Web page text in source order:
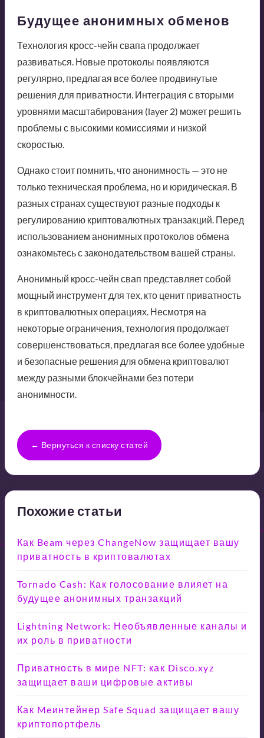
Будущее анонимных обменов
Технология кросс-чейн свапа продолжает
развиваться. Новые протоколы появляются
регулярно, предлагая все более продвинутые
решения для приватности. Интеграция с вторыми
уровнями масштабирования (layer 2) может решить
проблемы с высокими комиссиями и низкой
скоростью.
Однако стоит помнить, что анонимность — это не
только техническая проблема, но и юридическая. В
разных странах существуют разные подходы к
регулированию криптовалютных транзакций. Перед
использованием анонимных протоколов обмена
ознакомьтесь с законодательством вашей страны.
Анонимный кросс-чейн свап представляет собой
мощный инструмент для тех, кто ценит приватность
в криптовалютных операциях. Несмотря на
некоторые ограничения, технология продолжает
совершенствоваться, предлагая все более удобные
и безопасные решения для обмена криптовалют
между разными блокчейнами без потери
анонимности.
← Вернуться к списку статей
Похожие статьи
Как Beam через ChangeNow защищает вашу
приватность в криптовалютах
Tornado Cash: Как голосование влияет на
будущее анонимных транзакций
Lightning Network: Необъявленные каналы и
их роль в приватности
Приватность в мире NFT: как Disco.xyz
защищает ваши цифровые активы
Как Meинтейнер Safe Squad защищает вашу
криптопортфель